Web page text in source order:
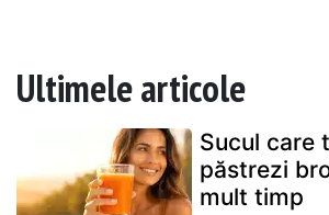
Ultimele articole
Sucul care
păstrezi
mult timp